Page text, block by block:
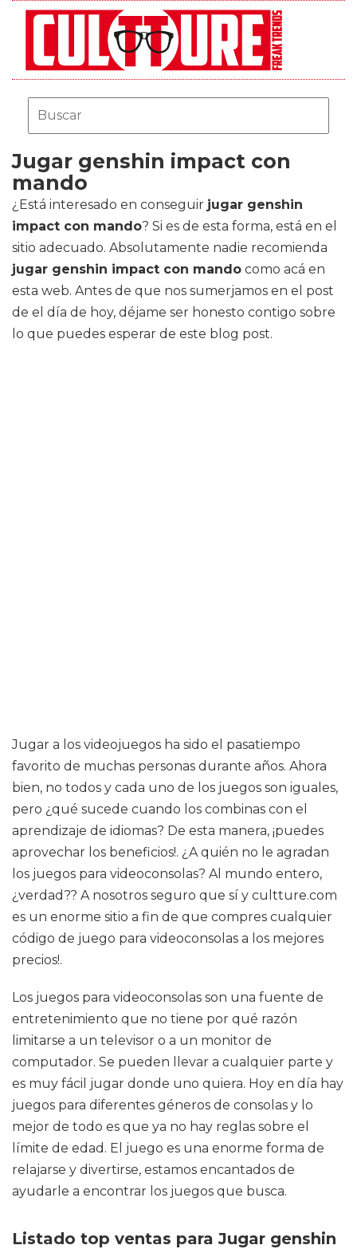
Jugar genshin impact con
mando
¿Está interesado en conseguir jugar genshin
impact con mando? Si es de esta forma, está en el
sitio adecuado. Absolutamente nadie recomienda
jugar genshin impact con mando como acá en
esta web. Antes de que nos sumerjamos en el post
de el día de hoy, déjame ser honesto contigo sobre
lo que puedes esperar de este blog post.
Jugar a los videojuegos ha sido el pasatiempo
favorito de muchas personas durante años. Ahora
bien, no todos y cada uno de los juegos son iguales,
pero ¿qué sucede cuando los combinas con el
aprendizaje de idiomas? De esta manera, ¡puedes
aprovechar los beneficios!. ¿A quién no le agradan
los juegos para videoconsolas? Al mundo entero,
¿verdad?? A nosotros seguro que sí y cultture.com
es un enorme sitio a fin de que compres cualquier
código de juego para videoconsolas a los mejores
precios!.
Los juegos para videoconsolas son una fuente de
entretenimiento que no tiene por qué razón
limitarse a un televisor o a un monitor de
computador. Se pueden llevar a cualquier parte y
es muy fácil jugar donde uno quiera. Hoy en día hay
juegos para diferentes géneros de consolas y lo
mejor de todo es que ya no hay reglas sobre el
límite de edad. El juego es una enorme forma de
relajarse y divertirse, estamos encantados de
ayudarle a encontrar los juegos que busca.
Listado top ventas para Jugar genshin